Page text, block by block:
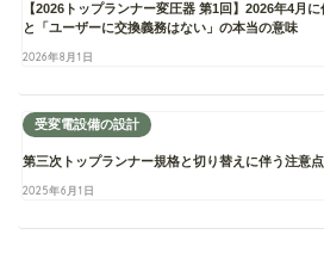
【2026トップランナー変圧器 第1回】2026年4月
と「ユーザーに交換義務はない」の本当の意味
2026年8月1日
受変電設備の設計
第三次トップランナー規格と切り替えに伴う注意
2025年6月1日